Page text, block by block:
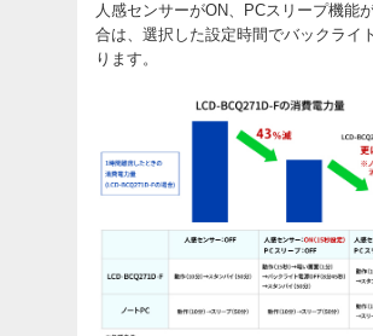
人感センサーがON、PCスリープ機能
合は、選択した設定時間でバックライ
ります。